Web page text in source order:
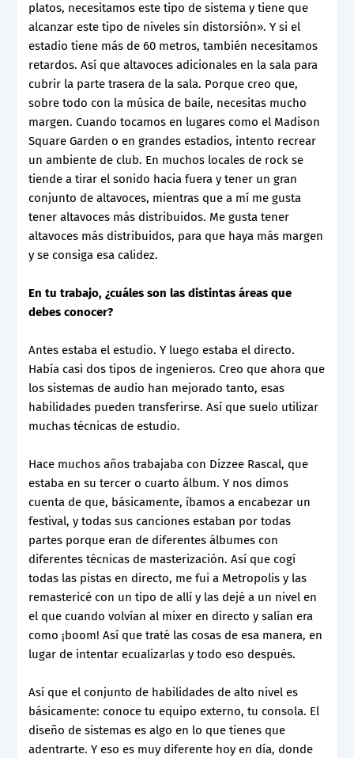
platos, necesitamos este tipo de sistema y tiene que
alcanzar este tipo de niveles sin distorsión». Y si el
estadio tiene más de 60 metros, también necesitamos
retardos. Así que altavoces adicionales en la sala para
cubrir la parte trasera de la sala. Porque creo que,
sobre todo con la música de baile, necesitas mucho
margen. Cuando tocamos en lugares como el Madison
Square Garden o en grandes estadios, intento recrear
un ambiente de club. En muchos locales de rock se
tiende a tirar el sonido hacia fuera y tener un gran
conjunto de altavoces, mientras que a mí me gusta
tener altavoces más distribuidos. Me gusta tener
altavoces más distribuidos, para que haya más margen
y se consiga esa calidez.
En tu trabajo, ¿cuáles son las distintas áreas que
debes conocer?
Antes estaba el estudio. Y luego estaba el directo.
Había casi dos tipos de ingenieros. Creo que ahora que
los sistemas de audio han mejorado tanto, esas
habilidades pueden transferirse. Así que suelo utilizar
muchas técnicas de estudio.
Hace muchos años trabajaba con Dizzee Rascal, que
estaba en su tercer o cuarto álbum. Y nos dimos
cuenta de que, básicamente, íbamos a encabezar un
festival, y todas sus canciones estaban por todas
partes porque eran de diferentes álbumes con
diferentes técnicas de masterización. Así que cogí
todas las pistas en directo, me fui a Metropolis y las
remastericé con un tipo de allí y las dejé a un nivel en
el que cuando volvían al mixer en directo y salían era
como ¡boom! Así que traté las cosas de esa manera, en
lugar de intentar ecualizarlas y todo eso después.
Así que el conjunto de habilidades de alto nivel es
básicamente: conoce tu equipo externo, tu consola. El
diseño de sistemas es algo en lo que tienes que
adentrarte. Y eso es muy diferente hoy en día, donde